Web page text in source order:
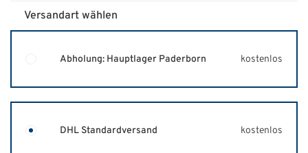
Versandart wählen
Abholung: Hauptlager Paderborn kostenlos
DHL Standardversand kostenlos